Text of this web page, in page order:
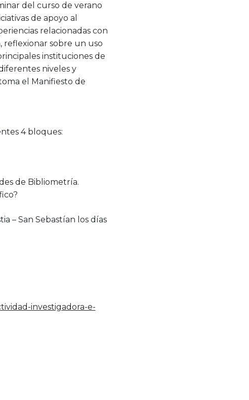
del curso de verano
de apoyo al
relacionadas con
reflexionar sobre un uso
instituciones de
niveles y
el Manifiesto de
4 bloques:
de Bibliometría.
– San Sebastían los días
investigadora-e-